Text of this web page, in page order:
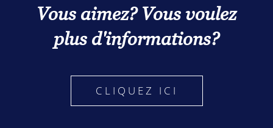
Vous aimez? Vous voulez
plus d'informations?
CLIQUEZ ICI